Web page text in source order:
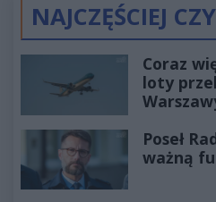
NAJCZĘŚCIEJ
Coraz
loty
Poseł
ważną